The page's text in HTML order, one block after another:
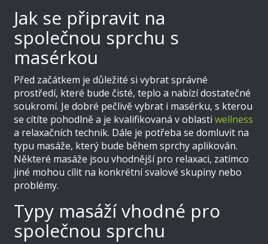
Jak se připravit na
společnou sprchu s
masérkou
Před začátkem je důležité si vybrat správné
prostředí, které bude čisté, teplo a nabízí dostatečné
soukromí. Je dobré pečlivě vybrat i masérku, s kterou
se cítíte pohodlně a je kvalifikovaná v oblastiwellness
a relaxačních technik. Dále je potřeba se domluvit na
typu masáže, který bude během sprchy aplikován.
Některé masáže jsou vhodnější pro relaxaci, zatímco
jiné mohou cílit na konkrétní svalové skupiny nebo
problémy.
Typy masáží vhodné pro
společnou sprchu